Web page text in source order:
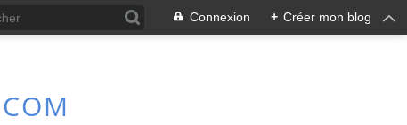
Connexion + Créer mon blog